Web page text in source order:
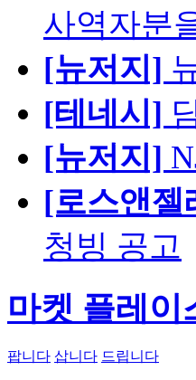
사역자분
[뉴저지]
[테네시]
[뉴저지]
[로스앤젤
청빙 공고
마켓 플레이
팝니다 삽니다 드립니다